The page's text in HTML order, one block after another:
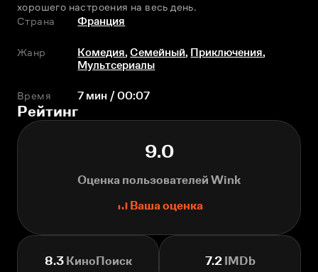
хорошего настроения на весь день.
Страна
Франция
Жанр Комедия,Семейный, Приключения,
Мультсериалы
Время 7 мин / 00:07
Рейтинг
9.0
Оценка пользователей Wink
Ваша оценка
8.3КиноПоиск 7.2IMDb